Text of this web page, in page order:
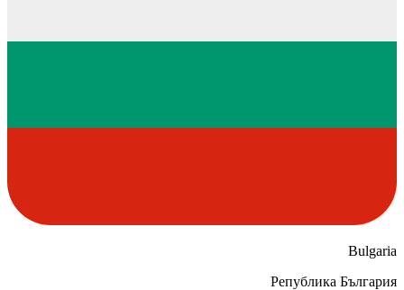
Bulgaria
Република България